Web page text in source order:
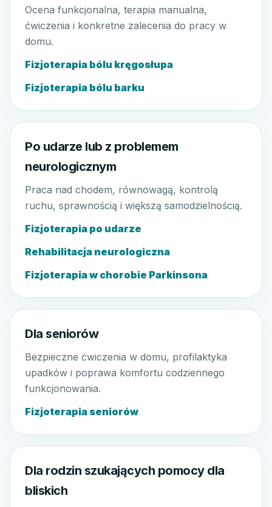
Ocena funkcjonalna, terapia manualna,
ćwiczenia i konkretne zalecenia do pracy w
domu.
Fizjoterapia bólu kręgosłupa
Fizjoterapia bólu barku
Po udarze lub z problemem
neurologicznym
Praca nad chodem, równowagą, kontrolą
ruchu, sprawnością i większą samodzielnością.
Fizjoterapia po udarze
Rehabilitacja neurologiczna
Fizjoterapia w chorobie Parkinsona
Dla seniorów
Bezpieczne ćwiczenia w domu, profilaktyka
upadków i poprawa komfortu codziennego
funkcjonowania.
Fizjoterapia seniorów
Dla rodzin szukających pomocy dla
bliskich